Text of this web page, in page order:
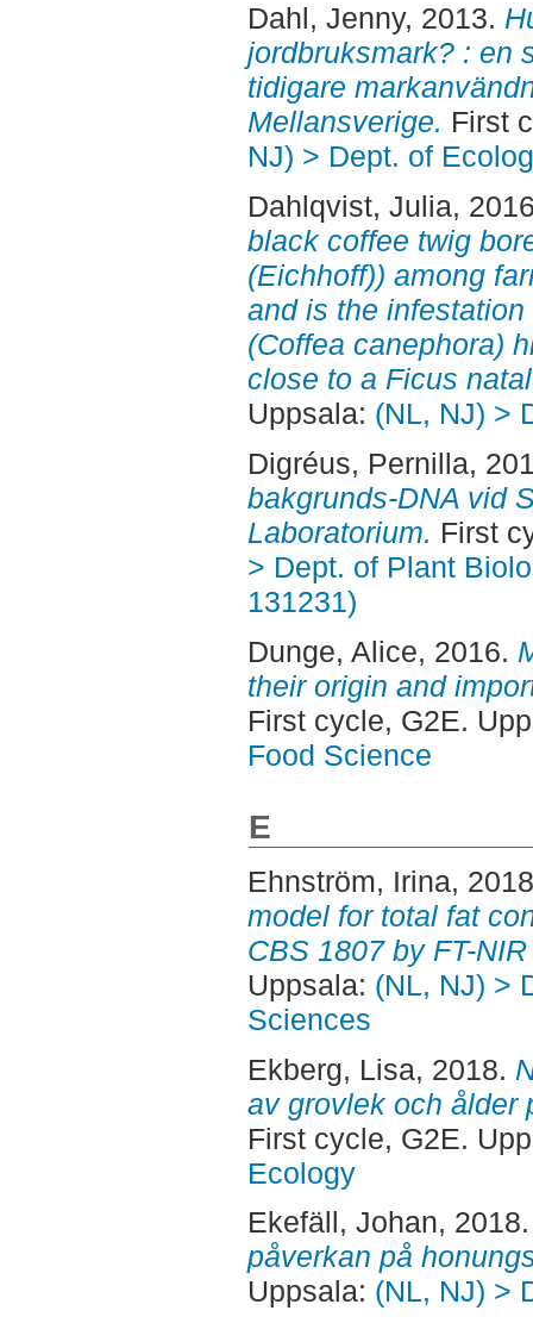
Dahl, Jenny, 2013.
jordbruksmark? : en
tidigare
Mellansverige. First
NJ) > Dept. of
Dahlqvist, Julia,
black coffee twig
(Eichhoff)) among
and is the
(Coffea canephora)
close to a Ficus
Uppsala: (NL, NJ) >
Digréus, Pernilla,
bakgrunds-DNA vid
Laboratorium. First
> Dept. of Plant
131231)
Dunge, Alice, 2016.
their origin and
First cycle, G2E.
Food Science
E
Ehnström, Irina,
model for total fat
CBS 1807 by FT-
Uppsala: (NL, NJ) >
Sciences
Ekberg, Lisa, 2018.
av grovlek och ålder
First cycle, G2E.
Ecology
Ekefäll, Johan,
påverkan på
Uppsala: (NL, NJ) >